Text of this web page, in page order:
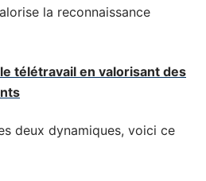
la reconnaissance
télétravail en valorisant des
deux dynamiques, voici ce